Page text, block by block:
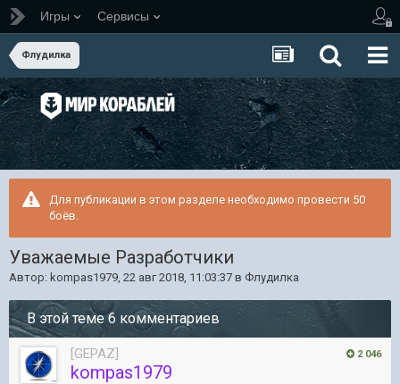
Игры Сервисы
Флудилка
Для публикации в этом разделе необходимо провести 50
боёв.
Уважаемые Разработчики
Автор: kompas1979, 22 авг 2018, 11:03:37 в Флудилка
В этой теме 6 комментариев
2 046
[GEPAZ]
kompas1979